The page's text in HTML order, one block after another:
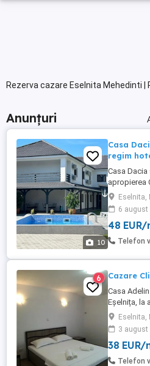
Rezerva cazare Eselnita Mehedinti |
Anunțuri
10
Casa
regim
Casa
apropierea
km de
cazare s-a
clasificata
camere cu
garsoniere
Eselnita,
6 august
48
Telefon
6 Cazare
Casa
Eșelnița, la
Decebal și
dispune de
fiecare
Wi-Fi,
cu gratare
Eselnita,
3 august
38
Telefon